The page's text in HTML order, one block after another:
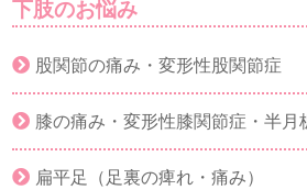
下肢のお悩み
股関節の痛み・変形性股関節症
膝の痛み・変形性膝関節症・半月
扁平足（足裏の痺れ・痛み）